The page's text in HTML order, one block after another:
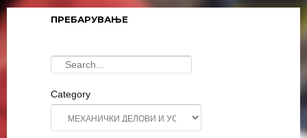
ПРЕБАРУВАЊЕ
Category